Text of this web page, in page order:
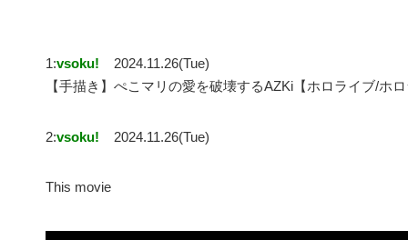
1:vsoku!
2024.11.26(Tue)
【手描き】ぺこマリの愛を破壊するAZKi【ホロライブ/ホ
2:vsoku! 2024.11.26(Tue)
This movie